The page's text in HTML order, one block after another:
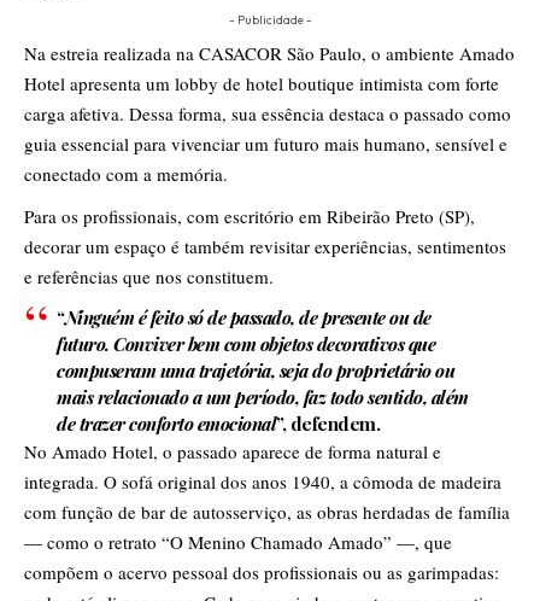
- Publicidade -
Na estreia realizada na CASACOR São Paulo, o ambiente Amado
Hotel apresenta um lobby de hotel boutique intimista com forte
carga afetiva. Dessa forma, sua essência destaca o passado como
guia essencial para vivenciar um futuro mais humano, sensível e
conectado com a memória.
Para os profissionais, com escritório em Ribeirão Preto (SP),
decorar um espaço é também revisitar experiências, sentimentos
e referências que nos constituem.
“Ninguém é feito só de passado, de presente ou de
futuro. Conviver bem com objetos decorativos que
compuseram uma trajetória, seja do proprietário ou
mais relacionado a um período, faz todo sentido, além
de trazer conforto emocional”, defendem.
No Amado Hotel, o passado aparece de forma natural e
integrada. O sofá original dos anos 1940, a cômoda de madeira
com função de bar de autosserviço, as obras herdadas de família
— como o retrato “O Menino Chamado Amado” —, que
compõem o acervo pessoal dos profissionais ou as garimpadas: